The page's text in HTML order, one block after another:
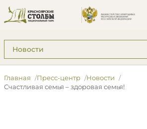
Подразделы: Пресс-центр
Главная Пресс-центр
Новости
Счастливая семья – здоровая семья!